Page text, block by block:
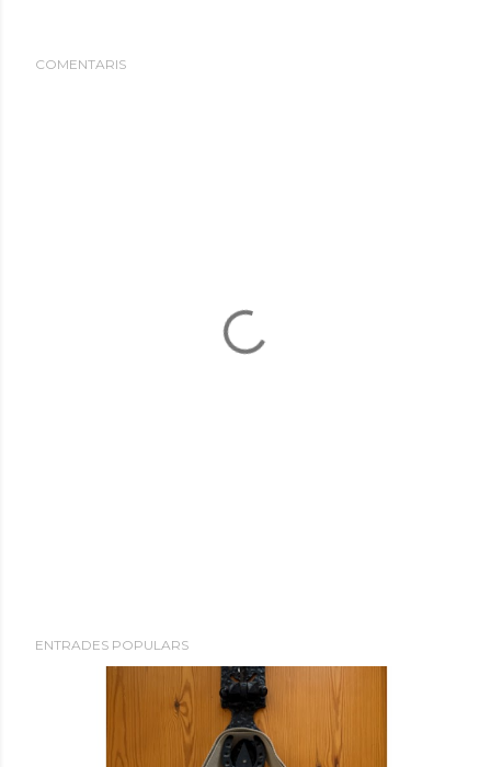
COMENTARIS
ENTRADES POPULARS